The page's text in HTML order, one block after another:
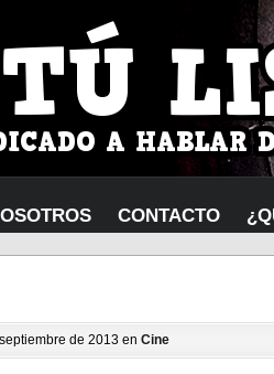
CONTACTO
de 2013 en Cine